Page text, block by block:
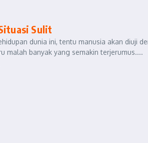
Sulit
dunia ini, tentu manusia akan diuji
malah banyak yang semakin terjerumus....